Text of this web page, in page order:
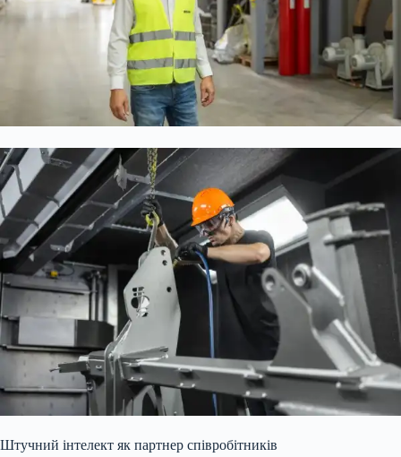
Штучний інтелект як партнер співробітників